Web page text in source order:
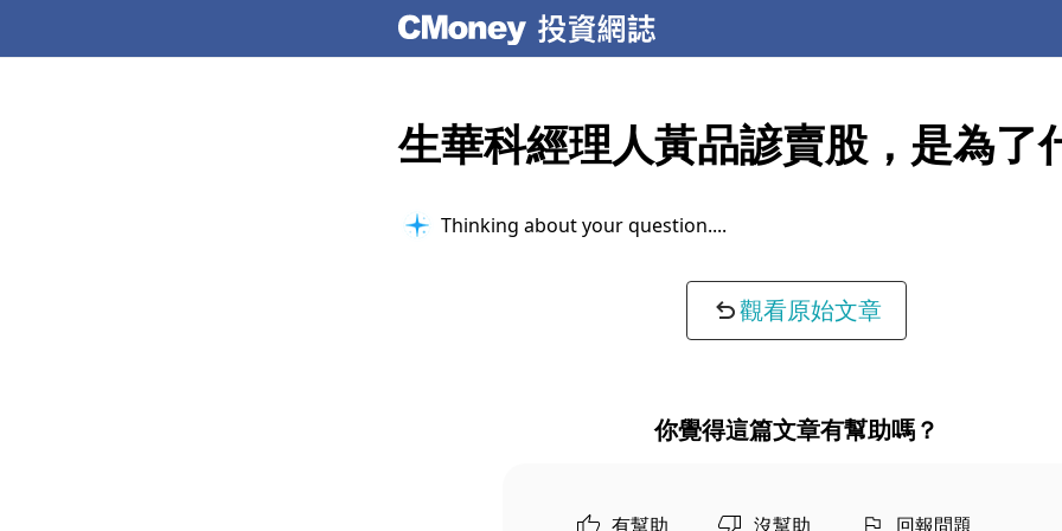
生華科經理人黃品諺賣股，是為了
Thinking about your question...
觀看原始文章
你覺得這篇文章有幫助嗎？
有幫助 沒幫助 回報問題